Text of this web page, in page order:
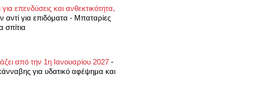
επενδύσεις και ανθεκτικότητα,
αντί για επιδόματα - Μπαταρίες
σπίτια
από την 1η Ιανουαρίου 2027 -
για υδατικό αφέψημα και